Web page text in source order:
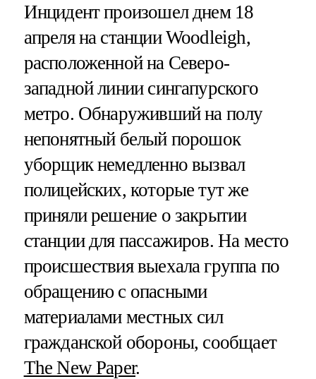
Инцидент произошел днем 18
апреля на станции Woodleigh,
расположенной на Северо-
западной линии сингапурского
метро. Обнаруживший на полу
непонятный белый порошок
уборщик немедленно вызвал
полицейских, которые тут же
приняли решение о закрытии
станции для пассажиров. На место
происшествия выехала группа по
обращению с опасными
материалами местных сил
гражданской обороны, сообщает
The New Paper.